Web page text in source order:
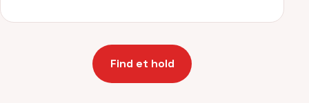
Find et hold